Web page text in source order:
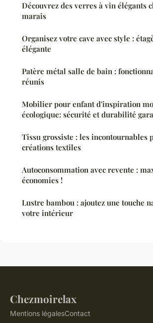
Découvrez des verres à vin élégants
marais
Organisez votre cave avec style :
élégante
Patère métal salle de bain :
réunis
Mobilier pour enfant d'inspiration
écologique: sécurité et durabilité
Tissu grossiste : les incontournables
créations textiles
Autoconsommation avec revente :
économies !
Lustre bambou : ajoutez une touche
votre intérieur
Chezmoirelax
Mentions légalesContact